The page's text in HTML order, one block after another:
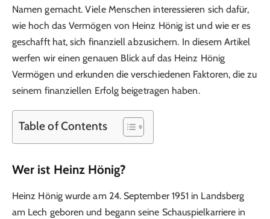
Namen gemacht. Viele Menschen interessieren sich dafür,
wie hoch das Vermögen von Heinz Hönig ist und wie er es
geschafft hat, sich finanziell abzusichern. In diesem Artikel
werfen wir einen genauen Blick auf das Heinz Hönig
Vermögen und erkunden die verschiedenen Faktoren, die zu
seinem finanziellen Erfolg beigetragen haben.
Table of Contents
Wer ist Heinz Hönig?
Heinz Hönig wurde am 24. September 1951 in Landsberg
am Lech geboren und begann seine Schauspielkarriere in